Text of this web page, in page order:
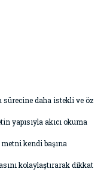
daha istekli ve öz
yapısıyla akıcı okuma
kendi başına
kolaylaştırarak dikkat